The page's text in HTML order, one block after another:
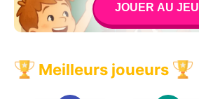
JOUER AU JEU
Meilleurs joueurs